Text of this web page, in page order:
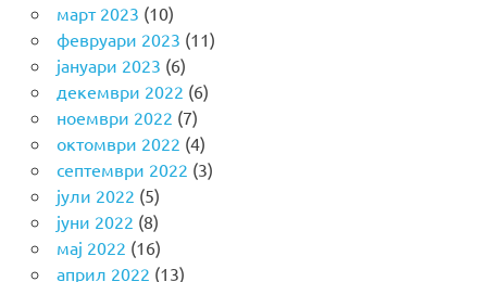
март 2023 (10)
февруари 2023 (11)
јануари 2023 (6)
декември 2022 (6)
ноември 2022 (7)
октомври 2022 (4)
септември 2022 (3)
јули 2022 (5)
јуни 2022 (8)
мај 2022 (16)
април 2022 (13)